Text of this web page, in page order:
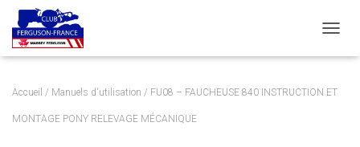
Accueil / Manuels d'utilisation / FU08 – FAUCHEUSE 840 INSTRUCTION ET
MONTAGE PONY RELEVAGE MÉCANIQUE